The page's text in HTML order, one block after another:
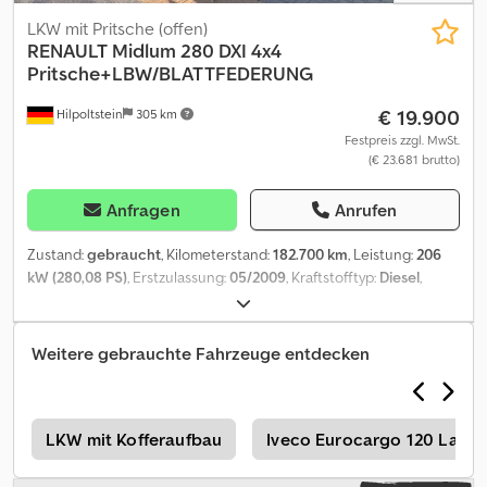
Hilpoltstein 305 km
LKW mit Pritsche (offen)
RENAULT Midlum 280 DXI 4x4
Pritsche+LBW/BLATTFEDERUNG
€ 19.900
Festpreis zzgl. MwSt.
(€ 23.681 brutto)
Anfragen Anrufen
Zustand:gebraucht, Kilometerstand:182.700 km, Leistung:206
kW (280,08 PS), Erstzulassung:05/2009, Kraftstofftyp: Diesel,
, Achsen-Konfiguration:
Farbe:Rot, Getriebetyp:mechanisch, Emissionsklasse:Euro5,
Laderaumlänge:
4.720 mm, Laderaumbreite: 2.480 mm
Laderaumhöhe:
, Ausstattung:
, Renault Midlum 280 DXI EURO 5 Pritsche +
Ladebordwand 6-Gang-Schaltgetriebe, Sonnenblende außen, 2x
Anhängerkupplung, BLATTFEDERUNG, 3-Sitze, Tempomat,
Differentialsperre, Rückfahrkamera, ABS. Nutzlast: 4.910 Kg
Aufbaumaße innen: Länge: 4,72 Meter Dksdpfx Aaezm Ebwohor
Weitere gebrauchte Fahrzeuge entdecken
LKW mit Kofferaufbau Iveco Eurocargo 120